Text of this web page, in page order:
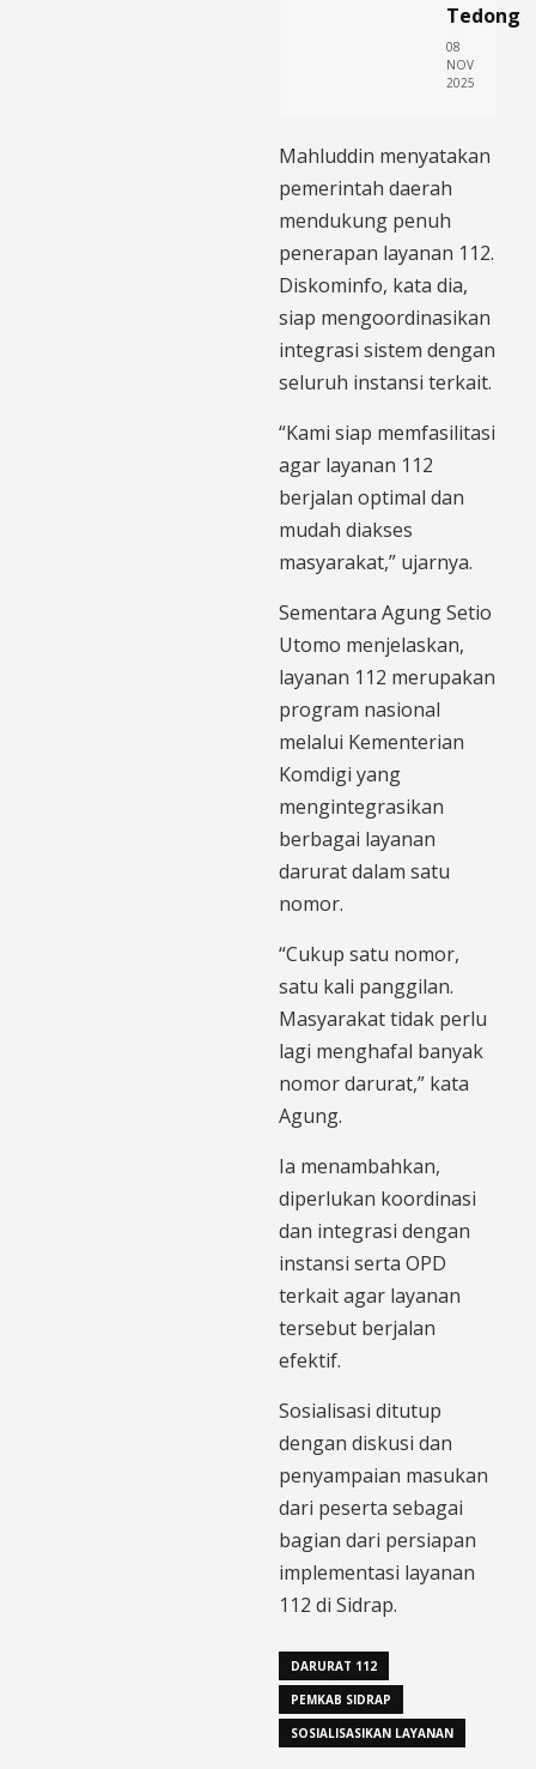
Tedong
08
NOV
2025
Mahluddin menyatakan
pemerintah daerah
mendukung penuh
penerapan layanan 112.
Diskominfo, kata dia,
siap mengoordinasikan
integrasi sistem dengan
seluruh instansi terkait.
“Kami siap memfasilitasi
agar layanan 112
berjalan optimal dan
mudah diakses
masyarakat,” ujarnya.
Sementara Agung Setio
Utomo menjelaskan,
layanan 112 merupakan
program nasional
melalui Kementerian
Komdigi yang
mengintegrasikan
berbagai layanan
darurat dalam satu
nomor.
“Cukup satu nomor,
satu kali panggilan.
Masyarakat tidak perlu
lagi menghafal banyak
nomor darurat,” kata
Agung.
Ia menambahkan,
diperlukan koordinasi
dan integrasi dengan
instansi serta OPD
terkait agar layanan
tersebut berjalan
efektif.
Sosialisasi ditutup
dengan diskusi dan
penyampaian masukan
dari peserta sebagai
bagian dari persiapan
implementasi layanan
112 di Sidrap.
DARURAT 112
PEMKAB SIDRAP
SOSIALISASIKAN LAYANAN